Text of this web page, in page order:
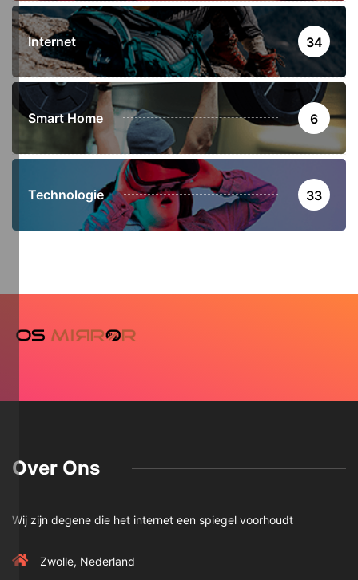
Internet 34
Smart Home 6
Technologie 33
Over Ons
Wij zijn degene die het internet een spiegel voorhoudt
Zwolle, Nederland